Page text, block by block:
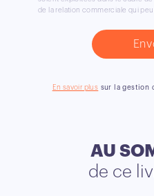
de la relation commerciale qui
En savoir plus sur la gestion
AU
de ce